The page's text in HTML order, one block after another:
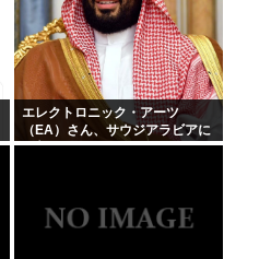
エレクトロニック・アーツ
（EA）さん、サウジアラビアに
買収されてしまう。これはハラ